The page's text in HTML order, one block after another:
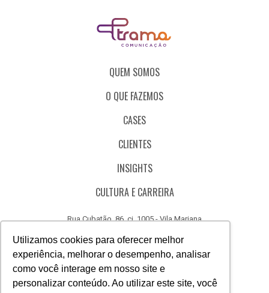
Utilizamos cookies para oferecer melhor
experiência, melhorar o desempenho, analisar
como você interage em nosso site e
personalizar conteúdo. Ao utilizar este site, você
QUEM SOMOS
O QUE FAZEMOS
CASES
CLIENTES
INSIGHTS
CULTURA E CARREIRA
Rua Cubatão, 86, cj. 1005 - Vila Mariana
CÓDIGO DE ÉTICA
CANAL DE DENÚNCIAS